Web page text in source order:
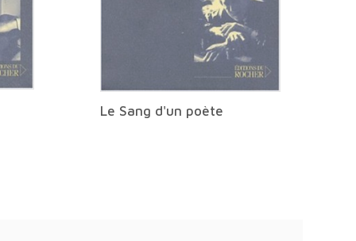
Le Sang d'un poète